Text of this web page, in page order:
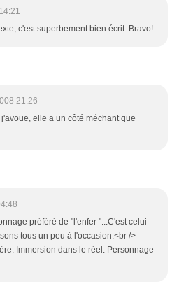
c'est superbement bien écrit. Bravo!
21:26
elle a un côté méchant que
préféré de "l'enfer "...C'est celui
tous un peu à l'occasion.<br />
Immersion dans le réel. Personnage